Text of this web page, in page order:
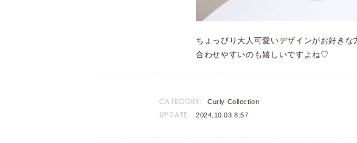
ちょっぴり大人可愛いデザインがお好き
合わせやすいのも嬉しいですよね♡
CATEGORY: Curly Collection
UPDATE: 2024.10.03 8:57